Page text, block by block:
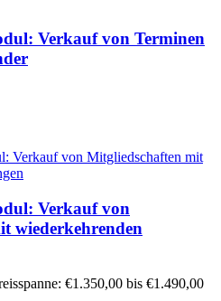
Verkauf von Terminen
Verkauf von
wiederkehrenden
€1.350,00 bis €1.490,00